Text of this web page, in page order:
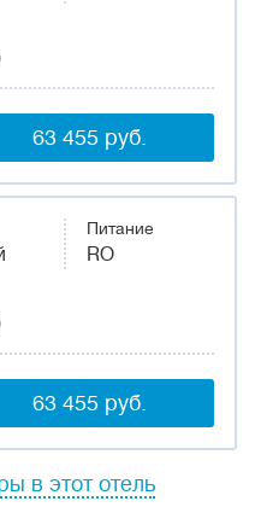
63 455 руб.
Питание
RO
63 455 руб.
в этот отель